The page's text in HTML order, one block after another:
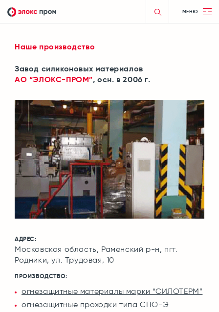
МЕНЮ
Наше производство
Завод силиконовых материалов
АО “ЭЛОКС-ПРОМ”, осн. в 2006 г.
АДРЕС:
Московская область, Раменский р-н, пгт.
Родники, ул. Трудовая, 10
ПРОИЗВОДСТВО:
огнезащитные материалы марки “СИЛОТЕРМ”
огнезащитные проходки типа СПО-Э